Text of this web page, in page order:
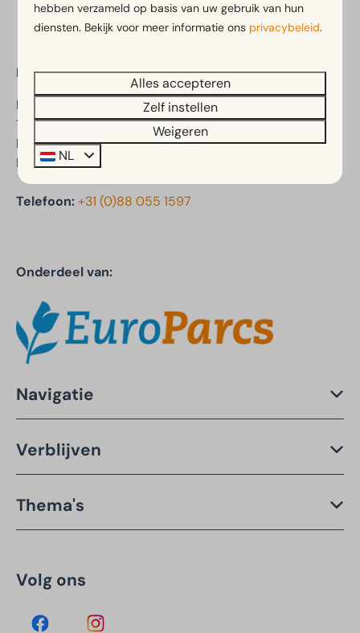
EuroParcs Molengroet
Molengroet 1
1723 PX Noord-Scharwoude
Noord-Holland
Nederland
Telefoon:+31 (0)88 055 1597
Onderdeel van:
Navigatie
Verblijven
Thema's
Volg ons
hebben verzameld op basis van uw gebruik van hun
diensten. Bekijk voor meer informatie ons privacybeleid.
Alles accepteren
Zelf instellen
Weigeren
NL